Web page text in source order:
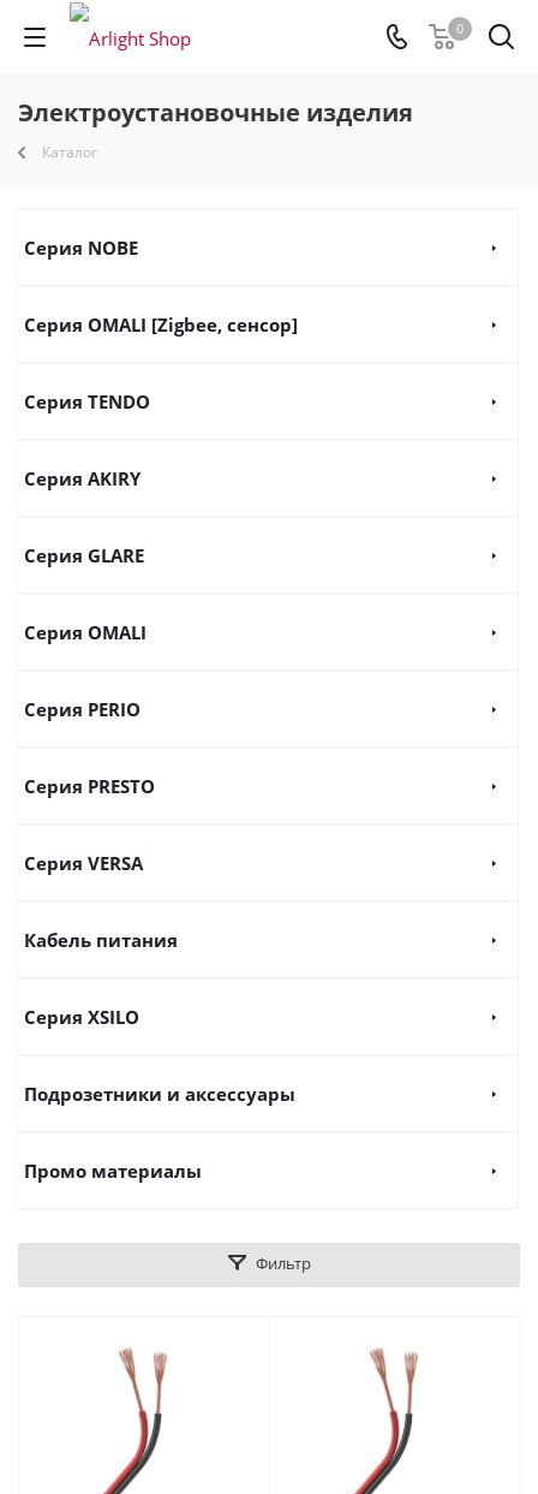
0
Электроустановочные изделия
Каталог
Серия NOBE
Серия OMALI [Zigbee, сенсор]
Серия TENDO
Серия AKIRY
Серия GLARE
Серия OMALI
Серия PERIO
Серия PRESTO
Серия VERSA
Кабель питания
Серия XSILO
Подрозетники и аксессуары
Промо материалы
Фильтр